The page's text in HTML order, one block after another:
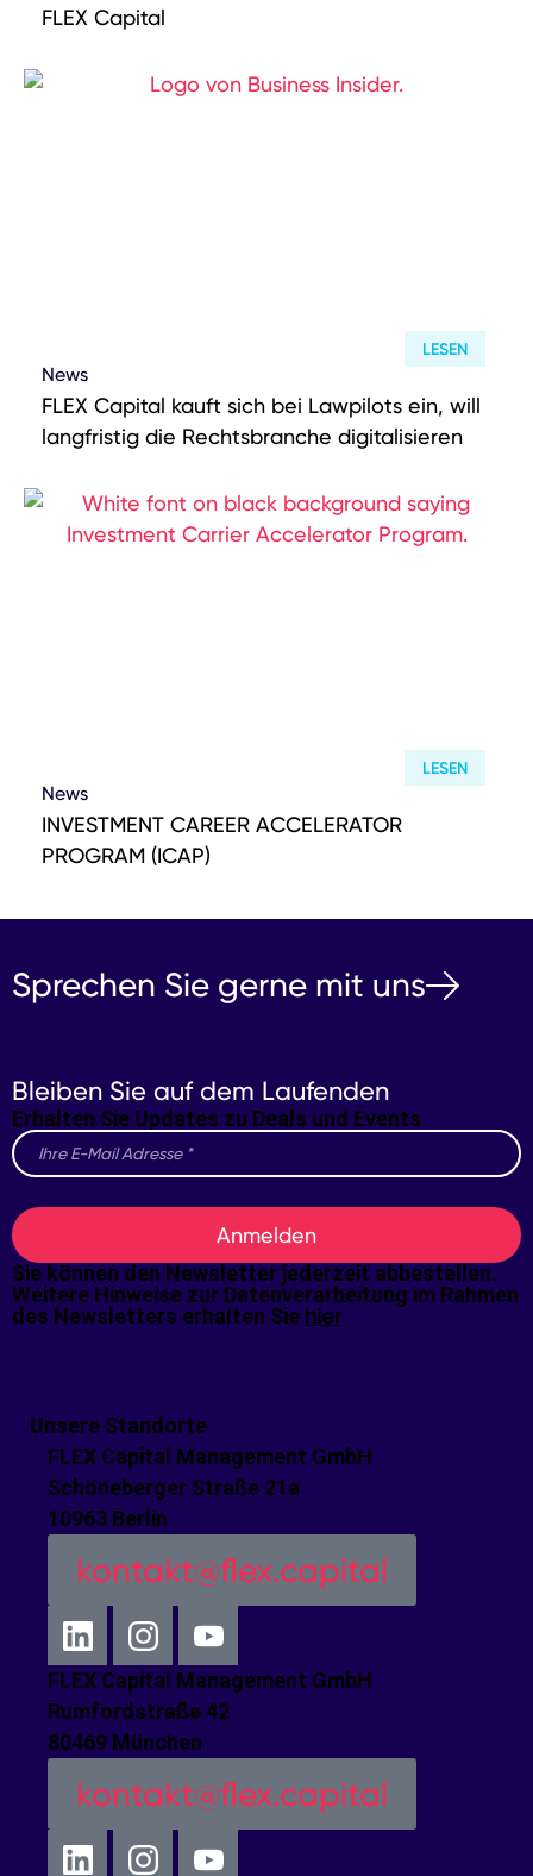
FLEX Capital
LESEN
News
FLEX Capital kauft sich bei Lawpilots ein, will
langfristig die Rechtsbranche digitalisieren
LESEN
News
INVESTMENT CAREER ACCELERATOR
PROGRAM (ICAP)
Sprechen Sie gerne mit uns
Bleiben Sie auf dem Laufenden
Erhalten Sie Updates zu Deals und Events
Anmelden
Sie können den Newsletter jederzeit abbestellen.
Weitere Hinweise zur Datenverarbeitung im Rahmen
des Newsletters erhalten Sie hier
Unsere Standorte
FLEX Capital Management GmbH
Schöneberger Straße 21a
10963 Berlin
kontakt@flex.capital
FLEX Capital Management GmbH
Rumfordstraße 42
80469 München
kontakt@flex.capital